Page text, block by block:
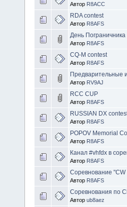
Автор R8ACC
RDA contest
Автор R8AFS
День Пограничника
Автор R8AFS
CQ-M contest
Автор R8AFS
Предварительные
Автор RV9AJ
RCC CUP
Автор R8AFS
RUSSIAN DX
Автор R8AFS
POPOV Memorial
Автор R8AFS
Канал #vhfdx в
Автор R8AFS
Соревнование
Автор R8AFS
Соревнования по
Автор ub8aez